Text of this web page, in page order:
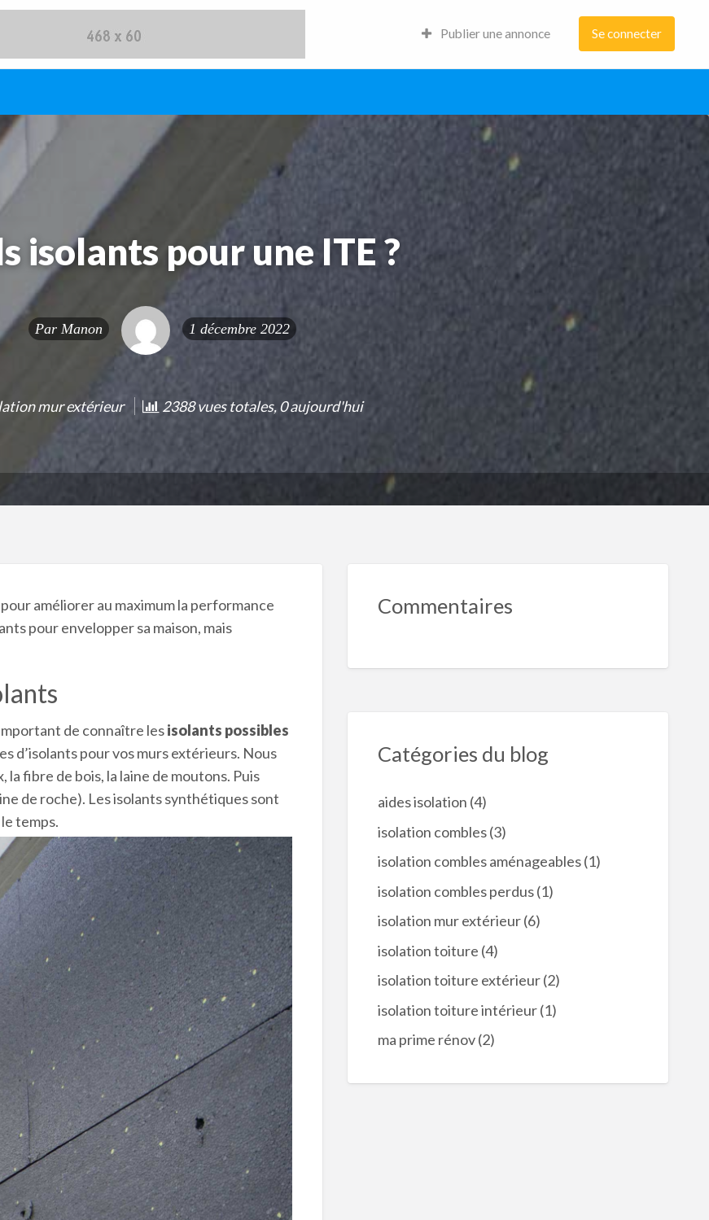
Publier une annonce Se connecter
isolants pour une ITE ?
Par Manon 1 décembre 2022
mur extérieur 2388 vues totales, 0 aujourd'hui
améliorer au maximum la performance
pour envelopper sa maison, mais
de connaître lesisolants possibles
d’isolants pour vos murs extérieurs. Nous
la fibre de bois, la laine de moutons. Puis
de roche). Les isolants synthétiques sont
temps.
Commentaires
Catégories du blog
aides isolation (4)
isolation combles(3)
isolation combles aménageables(1)
isolation combles perdus(1)
isolation mur extérieur(6)
isolation toiture (4)
isolation toiture extérieur(2)
isolation toiture intérieur(1)
ma prime rénov(2)